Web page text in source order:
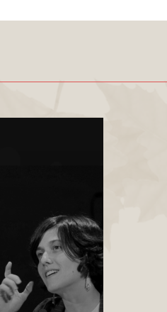
2020: (ex aequo)
A la millor iniciativa
Rhapsodyde
Estampa i Carles Pedragosa
A la millor experiència
BOOKTRAILERS